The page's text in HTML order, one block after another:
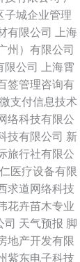
子城企业管理
有限公司
上海
州）有限公司
限公司
上海霄
签管理咨询有
支付信息技术
络科技有限公
技有限公司 新
旅行社有限公
医疗设备有限
求道网络科技
花卉苗木专业
司 天气预报 脚
地产开发有限
紫东电子科技